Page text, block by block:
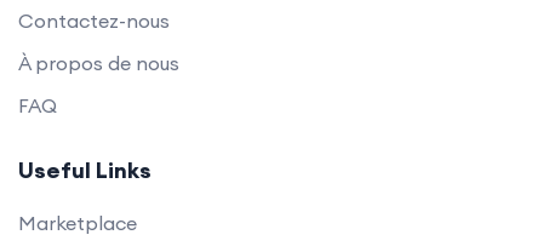
Contactez-nous
À propos de nous
FAQ
Useful Links
Marketplace